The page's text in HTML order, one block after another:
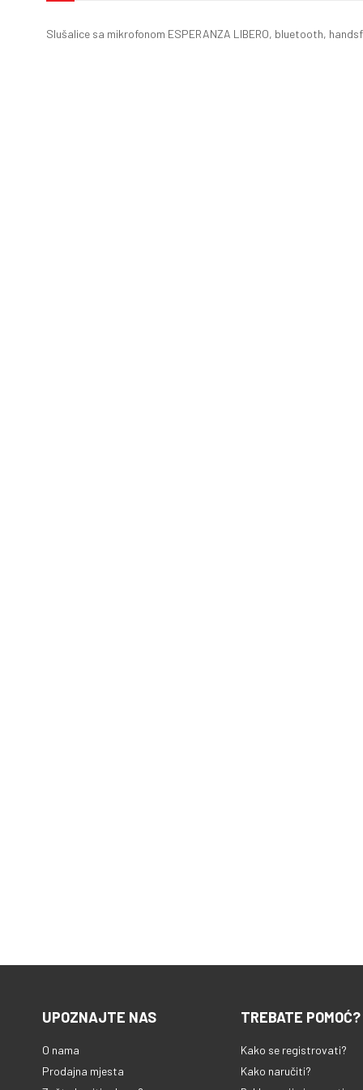
Slušalice sa mikrofonom ESPERANZA LIBERO, bluetooth,
UPOZNAJTE NAS
O nama
Prodajna mjesta
TREBATE POMOĆ?
Kako se registrovati?
Kako naručiti?